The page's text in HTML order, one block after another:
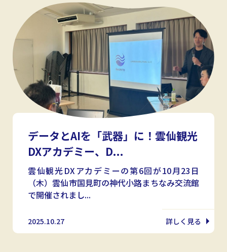
データとAIを「武器」に！雲仙観光
DXアカデミー、D...
雲仙観光DXアカデミーの第6回が10月23日
（木）雲仙市国見町の神代小路まちなみ交流館
で開催されまし...
2025.10.27 詳しく見る